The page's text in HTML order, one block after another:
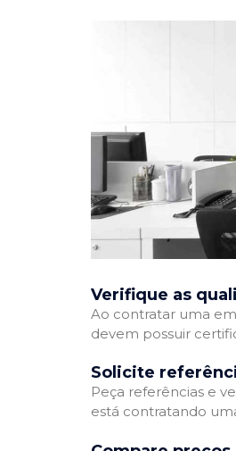
Verifique as
Ao contratar uma
devem possuir
Solicite
Peça referências e
está contratando